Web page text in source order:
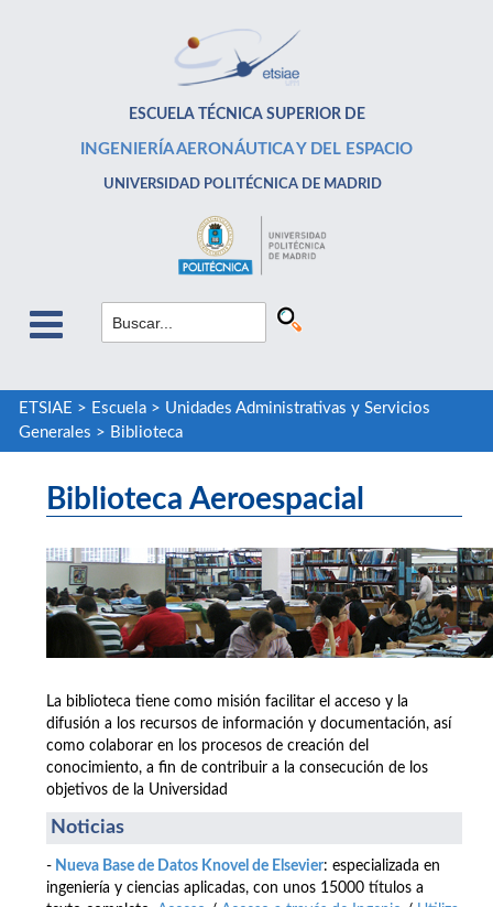
ESCUELA TÉCNICA SUPERIOR DE
INGENIERÍA AERONÁUTICA Y DEL ESPACIO
UNIVERSIDAD POLITÉCNICA DE MADRID
ETSIAE > Escuela> Unidades Administrativas y Servicios
Generales > Biblioteca
Biblioteca Aeroespacial
La biblioteca tiene como misión facilitar el acceso y la
difusión a los recursos de información y documentación, así
como colaborar en los procesos de creación del
conocimiento, a fin de contribuir a la consecución de los
objetivos de la Universidad
Noticias
- Nueva Base de Datos Knovel de Elsevier: especializada en
ingeniería y ciencias aplicadas, con unos 15000 títulos a